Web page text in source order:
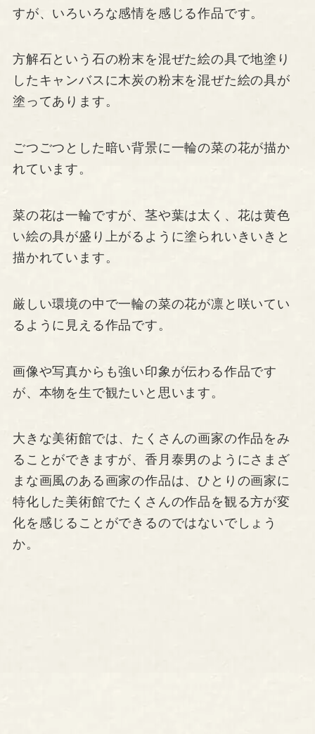
すが、いろいろな感情を感じる作品です。
方解石という石の粉末を混ぜた絵の具で地塗り
したキャンバスに木炭の粉末を混ぜた絵の具が
塗ってあります。
ごつごつとした暗い背景に一輪の菜の花が描か
れています。
菜の花は一輪ですが、茎や葉は太く、花は黄色
い絵の具が盛り上がるように塗られいきいきと
描かれています。
厳しい環境の中で一輪の菜の花が凛と咲いてい
るように見える作品です。
画像や写真からも強い印象が伝わる作品です
が、本物を生で観たいと思います。
大きな美術館では、たくさんの画家の作品をみ
ることができますが、香月泰男のようにさまざ
まな画風のある画家の作品は、ひとりの画家に
特化した美術館でたくさんの作品を観る方が変
化を感じることができるのではないでしょう
か。